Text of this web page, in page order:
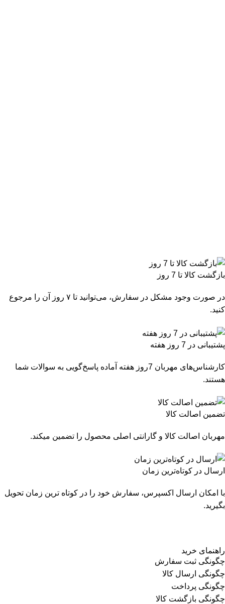
بازگشت کالا تا 7 روز
در صورت وجود مشکل در سفارش، می‌توانید تا ۷ روز آن را مرجوع
کنید.
پشتیبانی در 7 روز هفته
کارشناس‌های مهربان 7روز هفته آماده پاسخ‌گویی به سوالات شما
هستند.
تضمین اصالت کالا
مهربان اصالت کالا و گارانتی اصلی محصول را تضمین میکند.
ارسال در کوتاه‌ترین زمان
با امکان ارسال اکسپرس، سفارش خود را در کوتاه ترین زمان تحویل
بگیرید.
راهنمای خرید
چگونگی ثبت سفارش
چگونگی ارسال کالا
چگونگی پرداخت
چگونگی بازگشت کالا